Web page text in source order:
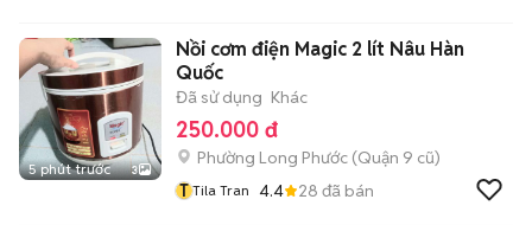
5 phút trước 3
Nồi cơm điện Magic 2 lít Nâu Hàn
Quốc
Đã sử dụng Khác
250.000 đ
Phường Long Phước (Quận 9 cũ)
T Tila Tran 4.4 28 đã bán